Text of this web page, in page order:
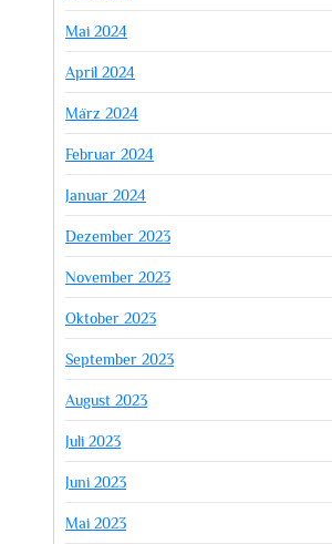
Mai 2024
April 2024
März 2024
Februar 2024
Januar 2024
Dezember 2023
November 2023
Oktober 2023
September 2023
August 2023
Juli 2023
Juni 2023
Mai 2023